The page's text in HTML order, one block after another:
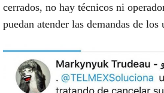
cerrados, no hay técnicos ni
puedan atender las demandas de los